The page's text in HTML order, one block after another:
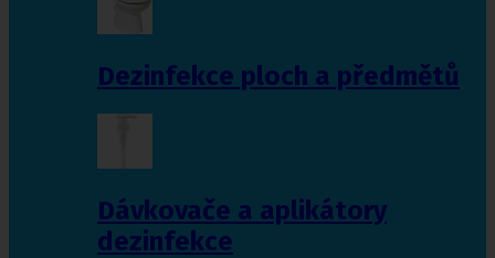
Dezinfekce ploch a předmětů
Dávkovače a aplikátory
dezinfekce